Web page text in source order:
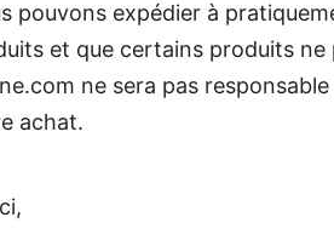
pouvons expédier à
et que certains produits
ne sera pas
achat.